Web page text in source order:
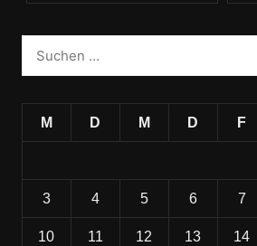
M D M D F
3 4 5 6 7
10 11 12 13 14